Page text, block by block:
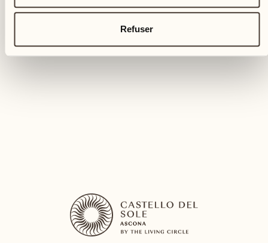
Refuser